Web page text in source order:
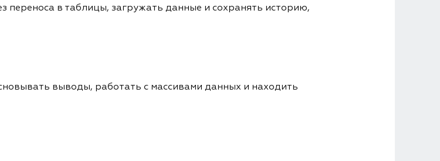
переноса в таблицы, загружать данные и сохранять историю,
выводы, работать с массивами данных и находить